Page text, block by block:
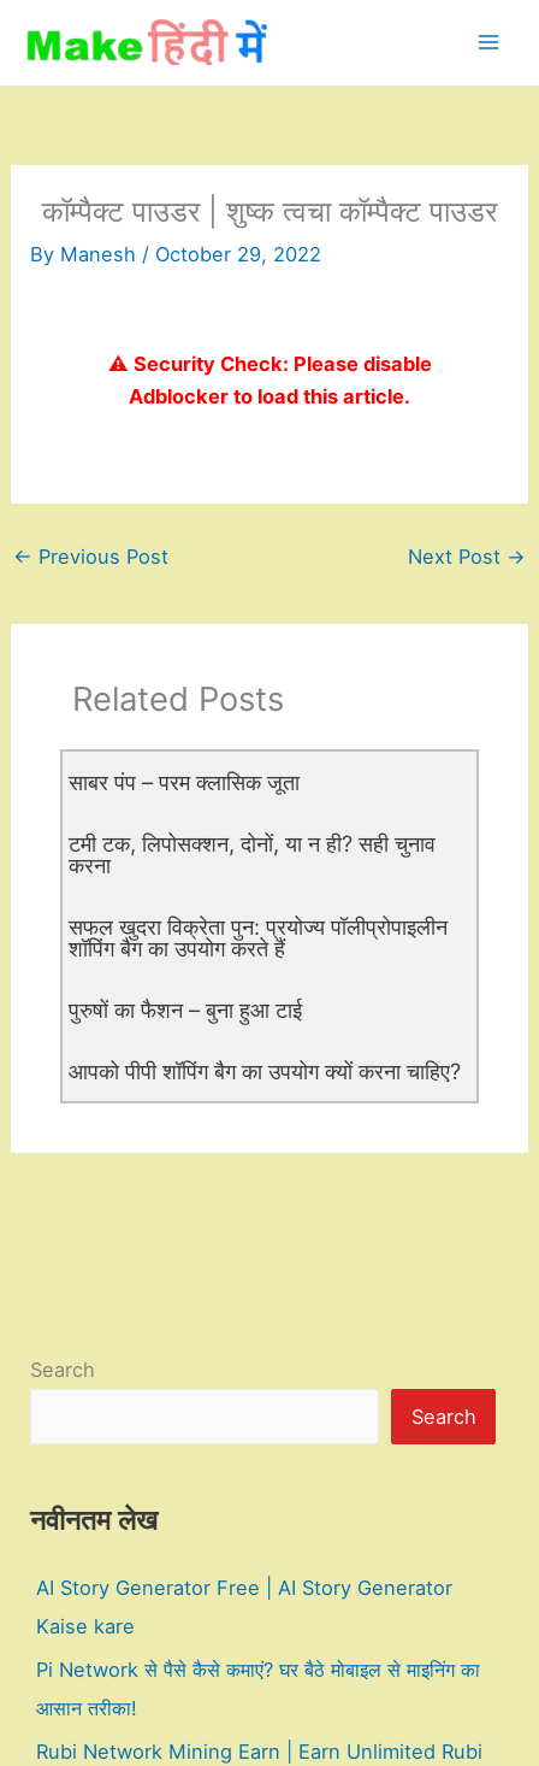
content
कॉम्पैक्ट पाउडर | शुष्क त्वचा कॉम्पैक्ट पाउडर
By Manesh / October 29, 2022
⚠️ Security Check: Please disable
Adblocker to load this article.
← Previous Post Next Post →
Related Posts
साबर पंप – परम क्लासिक जूता
टमी टक, लिपोसक्शन, दोनों, या न ही? सही चुनाव
करना
सफल खुदरा विक्रेता पुन: प्रयोज्य पॉलीप्रोपाइलीन
शॉपिंग बैग का उपयोग करते हैं
पुरुषों का फैशन – बुना हुआ टाई
आपको पीपी शॉपिंग बैग का उपयोग क्यों करना चाहिए?
Search
Search
नवीनतम लेख
AI Story Generator Free | AI Story Generator
Kaise kare
Pi Network से पैसे कैसे कमाएं? घर बैठे मोबाइल से माइनिंग का
आसान तरीका!
Rubi Network Mining Earn | Earn Unlimited Rubi